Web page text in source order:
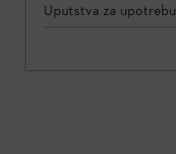
Uputstva za upotrebu